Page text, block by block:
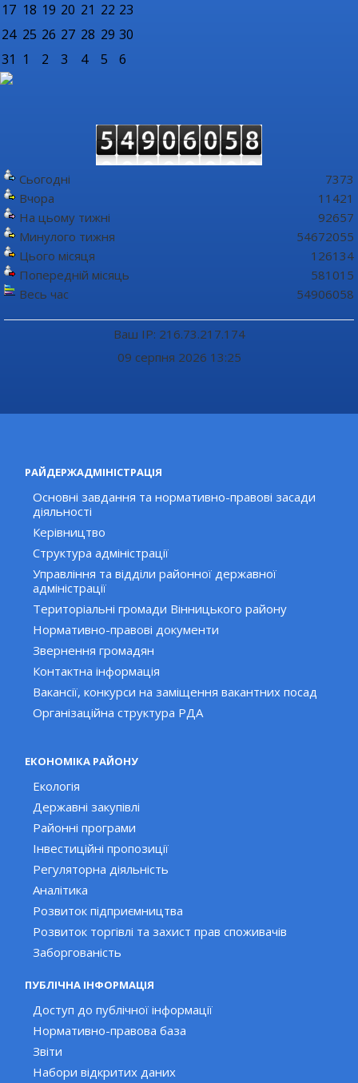
17 18 19 20 21 22 23
24 25 26 27 28 29 30
31 1 2 3 4 5 6
Сьогодні
Вчора
На цьому тижні
Минулого тижня
Цього місяця
Попередній місяць
Весь час
7373
11421
92657
54672055
126134
581015
54906058
Ваш IP: 216.73.217.174
09 серпня 2026 13:25
РАЙДЕРЖАДМІНІСТРАЦІЯ
Основні завдання та нормативно-правові засади
діяльності
Керівництво
Структура адміністрації
Управління та відділи районної державної
адміністрації
Територіальні громади Вінницького району
Нормативно-правові документи
Звернення громадян
Контактна інформація
Вакансії, конкурси на заміщення вакантних посад
Організаційна структура РДА
ЕКОНОМІКА РАЙОНУ
Екологія
Державні закупівлі
Районні програми
Інвестиційні пропозиції
Регуляторна діяльність
Аналітика
Розвиток підприємництва
Розвиток торгівлі та захист прав споживачів
Заборгованість
ПУБЛІЧНА ІНФОРМАЦІЯ
Доступ до публічної інформації
Нормативно-правова база
Звіти
Набори відкритих даних